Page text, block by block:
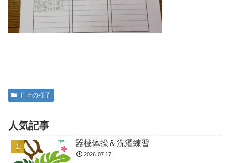
日々の様子
人気記事
器械体操＆洗濯練習
2026.07.17